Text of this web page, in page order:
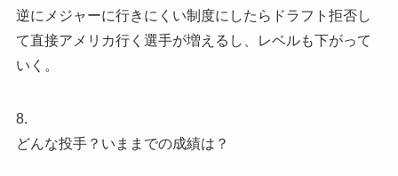
逆にメジャーに行きにくい制度にしたらドラフト拒否し
て直接アメリカ行く選手が増えるし、レベルも下がって
いく。
8.
どんな投手？いままでの成績は？